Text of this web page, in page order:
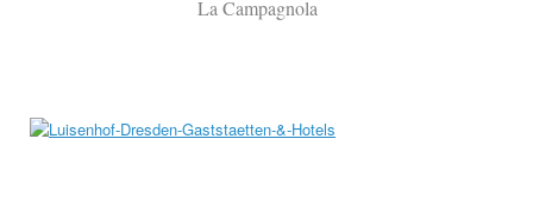
La Campagnola